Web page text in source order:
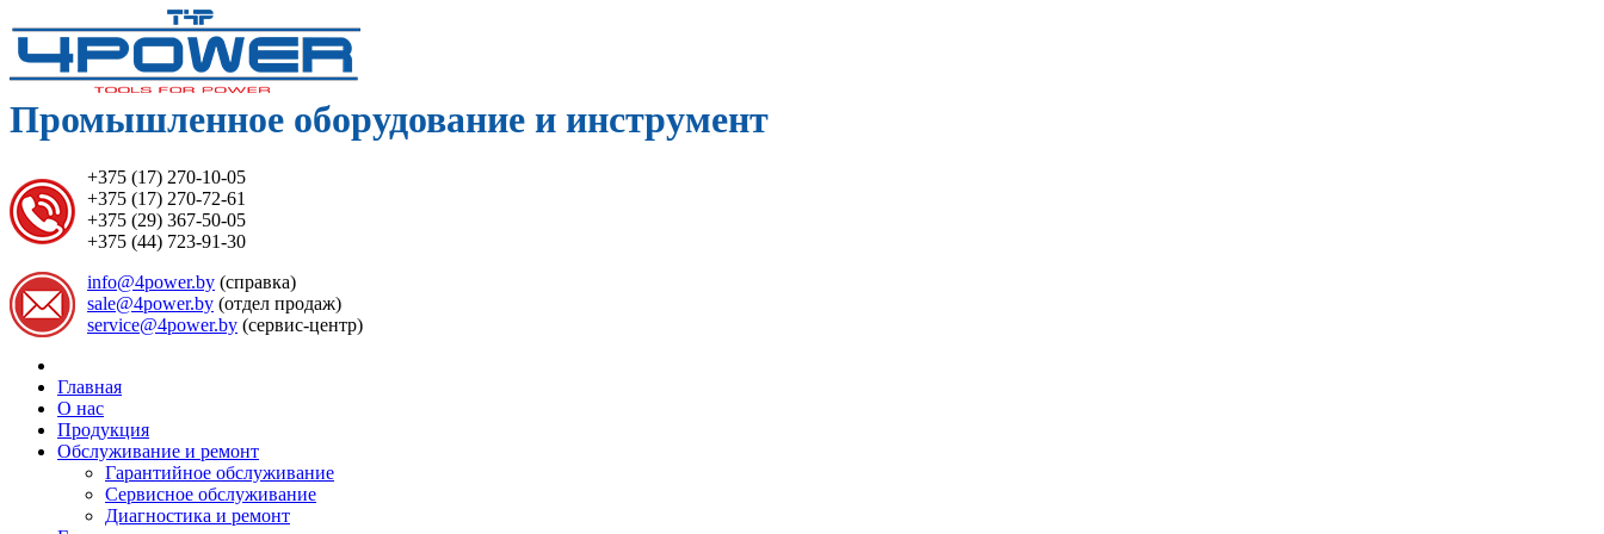
Промышленное оборудование и инструмент
+375 (17) 270-10-05
+375 (17) 270-72-61
+375 (29) 367-50-05
+375 (44) 723-91-30
info@4power.by (справка)
sale@4power.by (отдел продаж)
service@4power.by (сервис-центр)
Главная
О нас
Продукция
Обслуживание и ремонт
Гарантийное обслуживание
Сервисное обслуживание
Диагностика и ремонт